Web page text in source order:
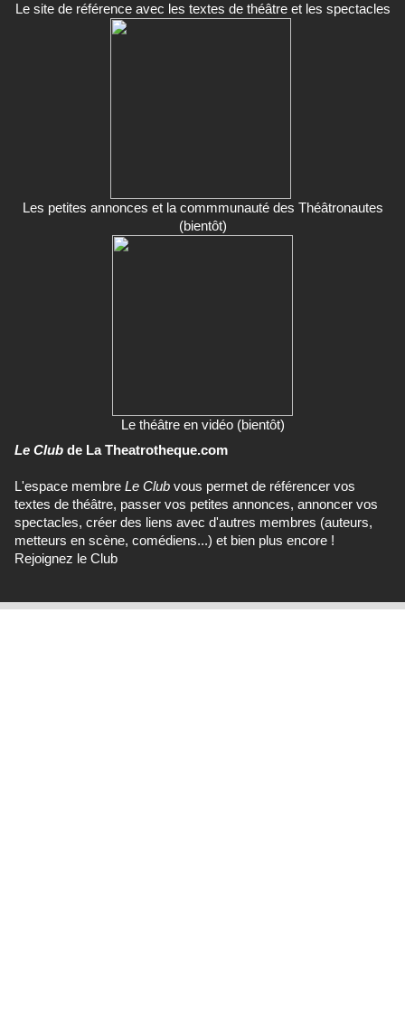
Le site de référence avec les textes de théâtre et les spectacles
Les petites annonces et la commmunauté des Théâtronautes
(bientôt)
Le théâtre en vidéo (bientôt)
Le Club de La Theatrotheque.com
L'espace membre Le Club vous permet de référencer vos
textes de théâtre, passer vos petites annonces, annoncer vos
spectacles, créer des liens avec d'autres membres (auteurs,
metteurs en scène, comédiens...) et bien plus encore !
Rejoignez le Club